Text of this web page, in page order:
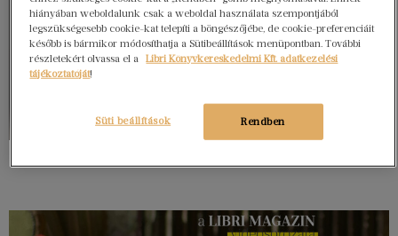
hiányában weboldalunk csak a weboldal használata szempontjából
legszükségesebb cookie-kat telepíti a böngészőjébe, de cookie-preferenciáit
később is bármikor módosíthatja a Sütibeállítások menüpontban. További
részletekért olvassa el a
Libri Könyvkereskedelmi Kft. adatkezelési
tájékoztatóját!
Rendben
Süti beállítások